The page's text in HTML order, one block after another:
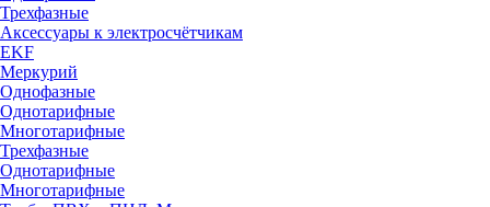
Трехфазные
Аксессуары к электросчётчикам
EKF
Меркурий
Однофазные
Однотарифные
Многотарифные
Трехфазные
Однотарифные
Многотарифные